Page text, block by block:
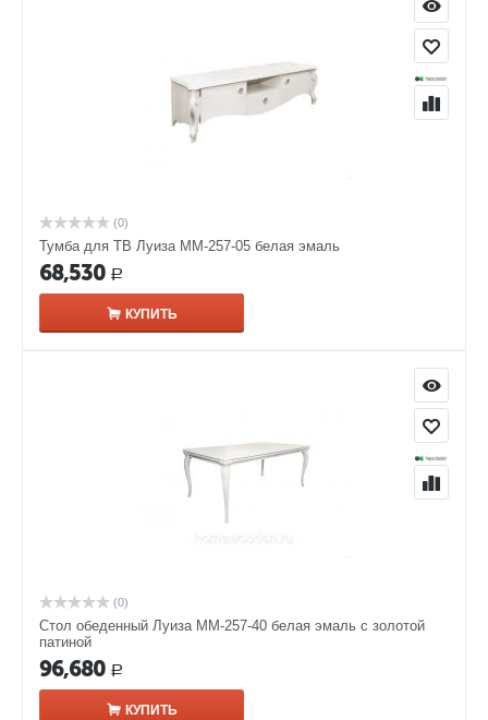
(0)
Тумба для ТВ Луиза ММ-257-05 белая эмаль
68,530 Р
КУПИТЬ
(0)
Стол обеденный Луиза ММ-257-40 белая эмаль с золотой
патиной
96,680 Р
КУПИТЬ